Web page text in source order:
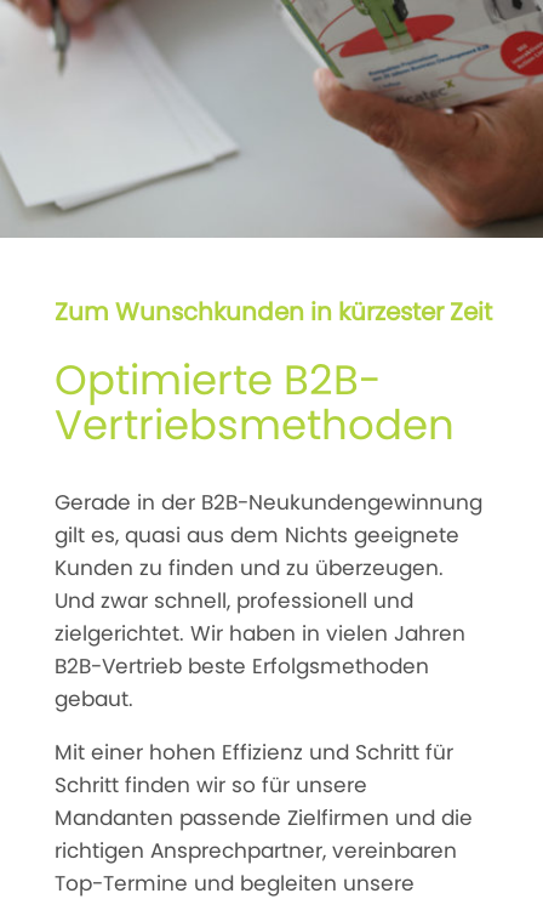
Zum Wunschkunden in kürzester Zeit
Optimierte B2B-
Vertriebsmethoden
Gerade in der B2B-Neukundengewinnung
gilt es, quasi aus dem Nichts geeignete
Kunden zu finden und zu überzeugen.
Und zwar schnell, professionell und
zielgerichtet. Wir haben in vielen Jahren
B2B-Vertrieb beste Erfolgsmethoden
gebaut.
Mit einer hohen Effizienz und Schritt für
Schritt finden wir so für unsere
Mandanten passende Zielfirmen und die
richtigen Ansprechpartner, vereinbaren
Top-Termine und begleiten unsere